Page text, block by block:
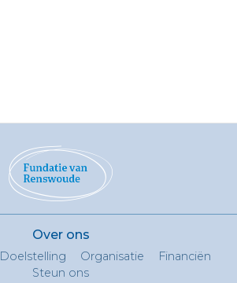
Over ons
Doelstelling Organisatie
Financiën
Steun ons